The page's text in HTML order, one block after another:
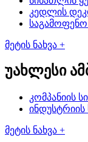
კედლის
საგამოფენო
მეტის ნახვა +
უახლესი
კომპანიის
ინდუსტრიის
მეტის ნახვა +